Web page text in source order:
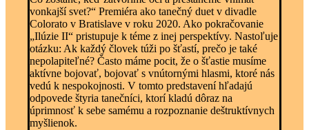
vonkajší svet?“ Premiéra ako tanečný duet v divadle
Colorato v Bratislave v roku 2020. Ako pokračovanie
„Ilúzie II“ pristupuje k téme z inej perspektívy. Nastoľuje
otázku: Ak každý človek túži po šťastí, prečo je také
nepolapiteľné? Často máme pocit, že o šťastie musíme
aktívne bojovať, bojovať s vnútornými hlasmi, ktoré nás
vedú k nespokojnosti. V tomto predstavení hľadajú
odpovede štyria tanečníci, ktorí kladú dôraz na
úprimnosť k sebe samému a rozpoznanie deštruktívnych
myšlienok.